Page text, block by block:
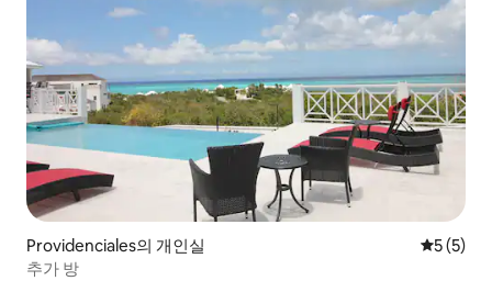
Providenciales의 개인실 평점 5점
5 (5)
추가 방